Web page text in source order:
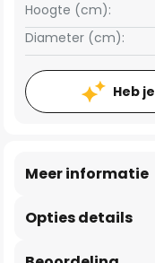
Hoogte (cm):
Diameter (cm):
Heb
Opties details
Meer informatie